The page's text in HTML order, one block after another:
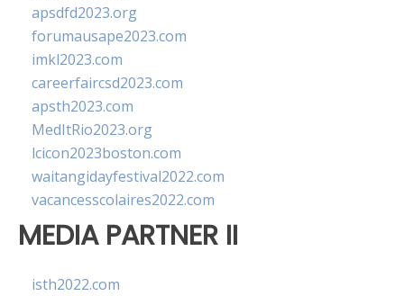
apsdfd2023.org
forumausape2023.com
imkl2023.com
careerfaircsd2023.com
apsth2023.com
MedItRio2023.org
lcicon2023boston.com
waitangidayfestival2022.com
vacancesscolaires2022.com
MEDIA PARTNER II
isth2022.com